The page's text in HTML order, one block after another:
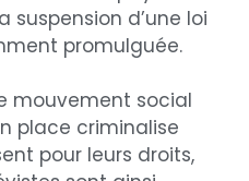
d’une loi
promulguée.
mouvement social
place criminalise
pour leurs droits,